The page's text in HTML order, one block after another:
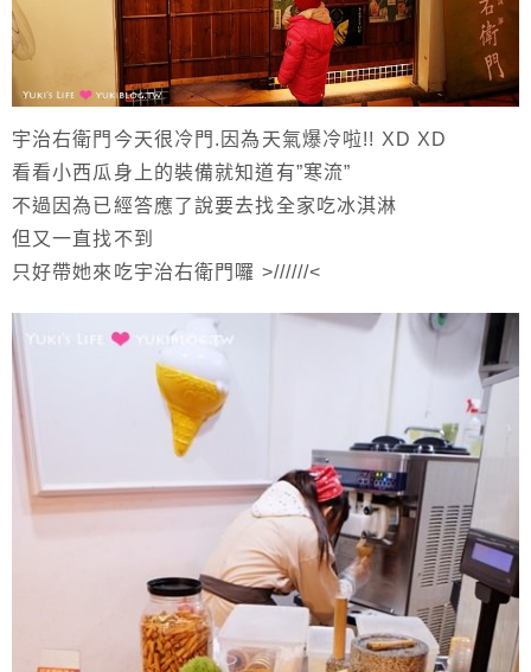
宇治右衛門今天很冷門.因為天氣爆冷啦!! XD XD
看看小西瓜身上的裝備就知道有”寒流”
不過因為已經答應了說要去找全家吃冰淇淋
但又一直找不到
只好帶她來吃宇治右衛門囉 >//////<